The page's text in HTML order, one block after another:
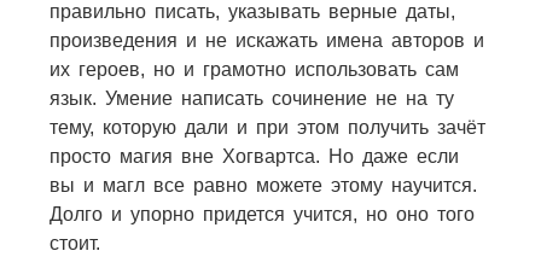
правильно писать, указывать верные даты,
произведения и не искажать имена авторов и
их героев, но и грамотно использовать сам
язык. Умение написать сочинение не на ту
тему, которую дали и при этом получить зачёт
просто магия вне Хогвартса. Но даже если
вы и магл все равно можете этому научится.
Долго и упорно придется учится, но оно того
стоит.